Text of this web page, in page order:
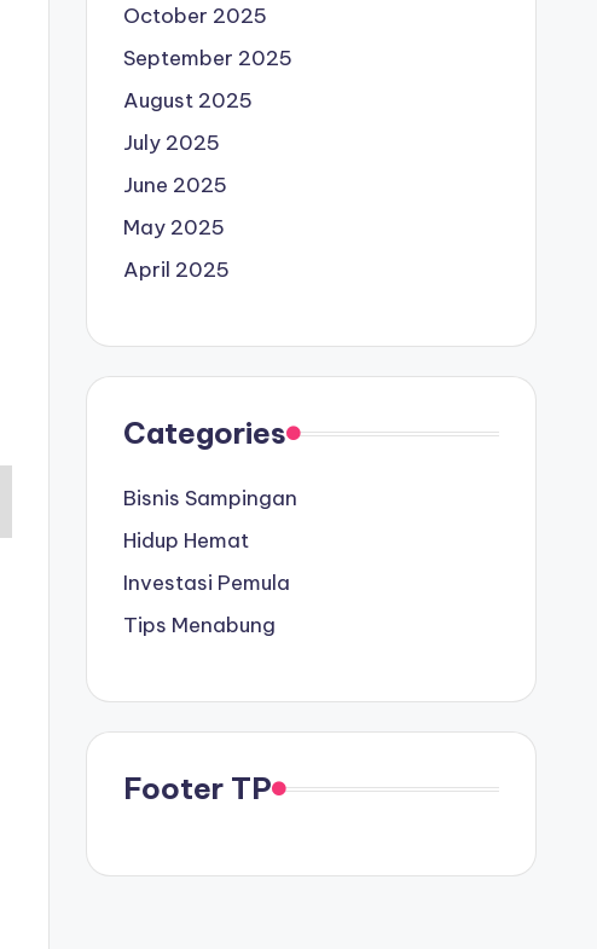
October 2025
September 2025
August 2025
July 2025
June 2025
May 2025
April 2025
Categories
Bisnis Sampingan
Hidup Hemat
Investasi Pemula
Tips Menabung
Footer TP